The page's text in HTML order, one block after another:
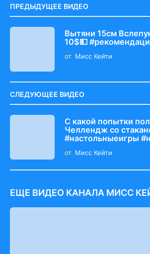
a
t
i
ПРЕДЫДУЩЕЕ ВИДЕО
Вытяни 15см
10$💵
от Мисс Кейти
СЛЕДУЮЩЕЕ ВИДЕО
С какой попытки
Челлендж со
#настольныеигры
от Мисс Кейти
ЕЩЕ ВИДЕО КАНАЛА МИСС